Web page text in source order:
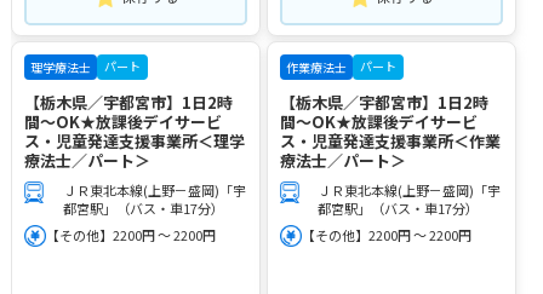
理学療法士 パート
【栃木県／宇都宮市】1日2時
間～OK★放課後デイサービ
ス・児童発達支援事業所＜理学
療法士／パート＞
ＪＲ東北本線(上野－盛岡)「宇
都宮駅」（バス・車17分）
【その他】2200円 ～ 2200円
作業療法士 パート
【栃木県／宇都宮市】1日2時
間～OK★放課後デイサービ
ス・児童発達支援事業所＜作業
療法士／パート＞
ＪＲ東北本線(上野－盛岡)「宇
都宮駅」（バス・車17分）
【その他】2200円 ～ 2200円